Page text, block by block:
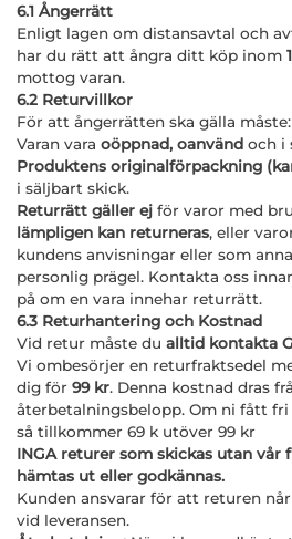
6.1 Ångerrätt
Enligt lagen om distansavtal och
har du rätt att ångra ditt köp inom
mottog varan.
6.2 Returvillkor
För att ångerrätten ska gälla måste:
Varan vara oöppnad, oanvänd och i
Produktens originalförpackning
i säljbart skick.
Returrätt gäller ej för varor med
lämpligen kan returneras, eller
kundens anvisningar eller som
personlig prägel. Kontakta oss
på om en vara innehar returrätt.
6.3 Returhantering och Kostnad
Vid retur måste du alltid kontakta
Vi ombesörjer en returfraktsedel
dig för 99 kr. Denna kostnad dras
återbetalningsbelopp. Om ni fått
så tillkommer 69 k utöver 99 kr
INGA returer som skickas utan vår
hämtas ut eller godkännas.
Kunden ansvarar för att returen
vid leveransen.